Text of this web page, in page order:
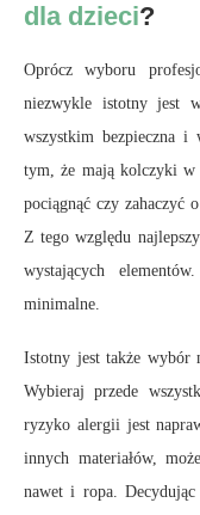
dla dzieci?
Oprócz wyboru
niezwykle istotny jest
wszystkim bezpieczna i
tym, że mają kolczyki w
pociągnąć czy zahaczyć
Z tego względu
wystających
minimalne.
Istotny jest także wybór
Wybieraj przede
ryzyko alergii jest
innych materiałów,
nawet i ropa.